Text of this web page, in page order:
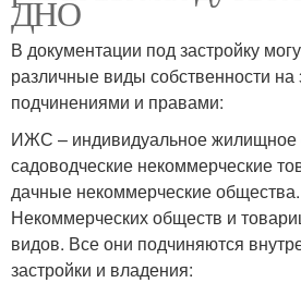
ДНО
В документации под застройку
различные виды собственности
подчинениями и правами:
ИЖС – индивидуальное жилищное
садоводческие некоммерческие
дачные некоммерческие общества.
Некоммерческих обществ и
видов. Все они подчиняются
застройки и владения: